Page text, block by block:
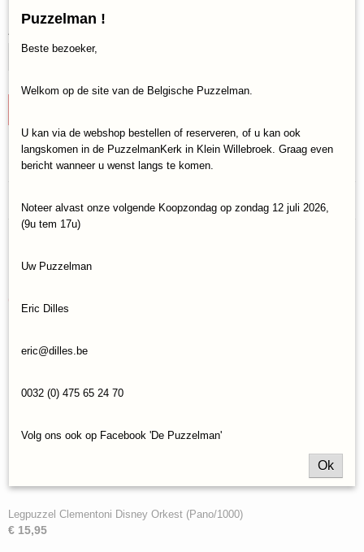
Aantal
Specificaties
Clementoni-39593
EAN code
Ook interessant
Legpuzzel Clementoni Disney Orkest (Pano/1000)
€ 15,95
Puzzelman !
Beste bezoeker,
Welkom op de site van de Belgische Puzzelman.
U kan via de webshop bestellen of reserveren, of u kan ook
langskomen in de PuzzelmanKerk in Klein Willebroek. Graag even
bericht wanneer u wenst langs te komen.
Noteer alvast onze volgende Koopzondag op zondag 12 juli 2026,
(9u tem 17u)
Uw Puzzelman
Eric Dilles
eric@dilles.be
0032 (0) 475 65 24 70
Volg ons ook op Facebook 'De Puzzelman'
Ok